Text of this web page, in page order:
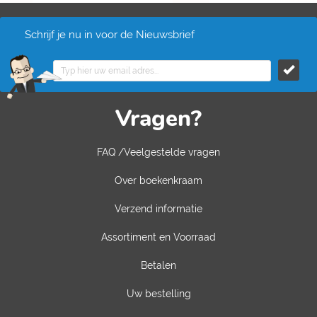
Schrijf je nu in voor de Nieuwsbrief
Vragen?
FAQ /Veelgestelde vragen
Over boekenkraam
Verzend informatie
Assortiment en Voorraad
Betalen
Uw bestelling